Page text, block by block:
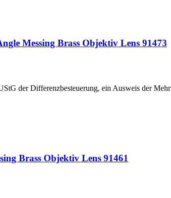
Messing Brass Objektiv Lens 91473
der Differenzbesteuerung, ein Ausweis der
Brass Objektiv Lens 91461